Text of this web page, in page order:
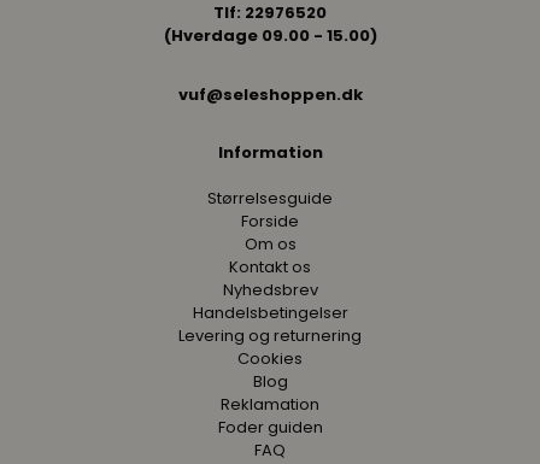
Tlf: 22976520
(Hverdage 09.00 - 15.00)
vuf@seleshoppen.dk
Information
Størrelsesguide
Forside
Om os
Kontakt os
Nyhedsbrev
Handelsbetingelser
Levering og returnering
Cookies
Blog
Reklamation
Foder guiden
FAQ